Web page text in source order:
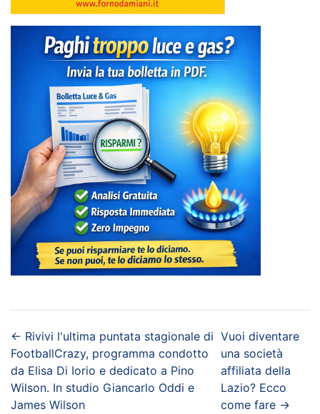
← Rivivi l'ultima puntata stagionale di
FootballCrazy, programma condotto
da Elisa Di Iorio e dedicato a Pino
Wilson. In studio Giancarlo Oddi e
James Wilson
Vuoi diventare
una società
affiliata della
Lazio? Ecco
come fare →